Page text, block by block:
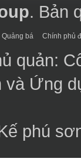
. Bản
Quảng bá Chính phủ
quản:
và Ứng
phú